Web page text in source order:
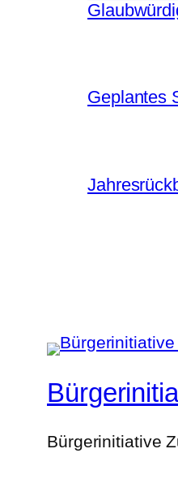
Geplantes
Bürgerinitiative